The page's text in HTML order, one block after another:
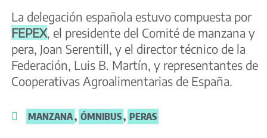
La delegación española estuvo compuesta por
FEPEX, el presidente del Comité de manzana y
pera, Joan Serentill, y el director técnico de la
Federación, Luis B. Martín, y representantes de
Cooperativas Agroalimentarias de España.
MANZANA, ÓMNIBUS, PERAS